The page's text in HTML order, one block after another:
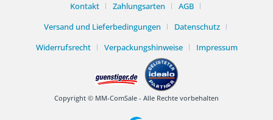
Kontakt Zahlungsarten
AGB
Versand und Lieferbedingungen
Datenschutz
Widerrufsrecht
Verpackungshinweise Impressum
Copyright © MM-ComSale - Alle Rechte vorbehalten